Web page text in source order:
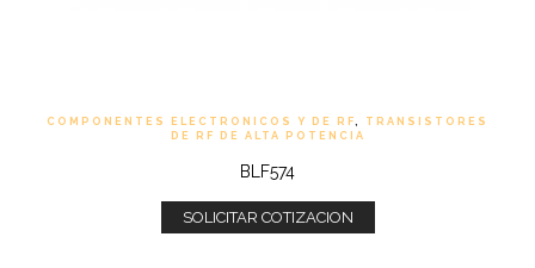
COMPONENTES ELECTRONICOS Y DE RF, TRANSISTORES
DE RF DE ALTA POTENCIA
BLF574
SOLICITAR COTIZACION